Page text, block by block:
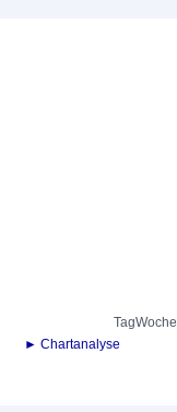
TagWoche
► Chartanalyse